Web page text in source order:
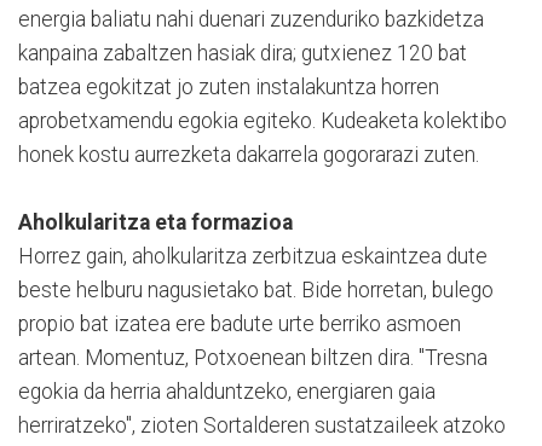
energia baliatu nahi duenari zuzenduriko bazkidetza
kanpaina zabaltzen hasiak dira; gutxienez 120 bat
batzea egokitzat jo zuten instalakuntza horren
aprobetxamendu egokia egiteko. Kudeaketa kolektibo
honek kostu aurrezketa dakarrela gogorarazi zuten.
Aholkularitza eta formazioa
Horrez gain, aholkularitza zerbitzua eskaintzea dute
beste helburu nagusietako bat. Bide horretan, bulego
propio bat izatea ere badute urte berriko asmoen
artean. Momentuz, Potxoenean biltzen dira. "Tresna
egokia da herria ahalduntzeko, energiaren gaia
herriratzeko", zioten Sortalderen sustatzaileek atzoko